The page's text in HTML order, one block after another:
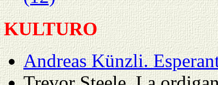
KULTURO
Andreas Künzli.